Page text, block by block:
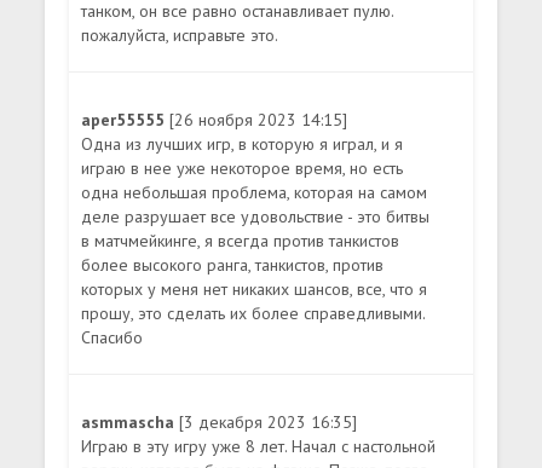
танком, он все равно останавливает пулю.
пожалуйста, исправьте это.
aper55555[26 ноября 2023 14:15]
Одна из лучших игр, в которую я играл, и я
играю в нее уже некоторое время, но есть
одна небольшая проблема, которая на самом
деле разрушает все удовольствие - это битвы
в матчмейкинге, я всегда против танкистов
более высокого ранга, танкистов, против
которых у меня нет никаких шансов, все, что я
прошу, это сделать их более справедливыми.
Спасибо
asmmascha[3 декабря 2023 16:35]
Играю в эту игру уже 8 лет. Начал с настольной